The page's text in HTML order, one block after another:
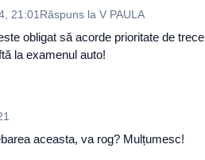
21:01 Răspuns la V PAULA
obligat să acorde prioritate de
la examenul auto!
aceasta, va rog? Mulțumesc!